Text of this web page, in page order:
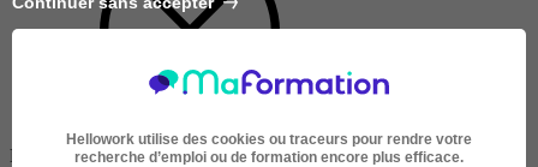
Dans un rayon de
Hellowork utilise des cookies ou traceurs pour rendre votre
recherche d’emploi ou de formation encore plus efficace.